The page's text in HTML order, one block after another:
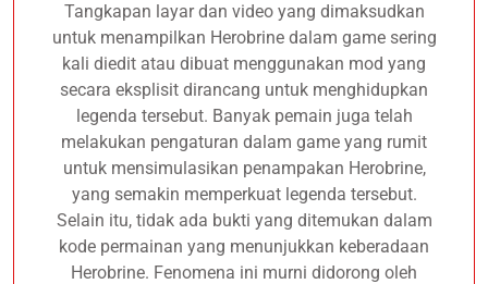
Tangkapan layar dan video yang dimaksudkan
untuk menampilkan Herobrine dalam game sering
kali diedit atau dibuat menggunakan mod yang
secara eksplisit dirancang untuk menghidupkan
legenda tersebut. Banyak pemain juga telah
melakukan pengaturan dalam game yang rumit
untuk mensimulasikan penampakan Herobrine,
yang semakin memperkuat legenda tersebut.
Selain itu, tidak ada bukti yang ditemukan dalam
kode permainan yang menunjukkan keberadaan
Herobrine. Fenomena ini murni didorong oleh